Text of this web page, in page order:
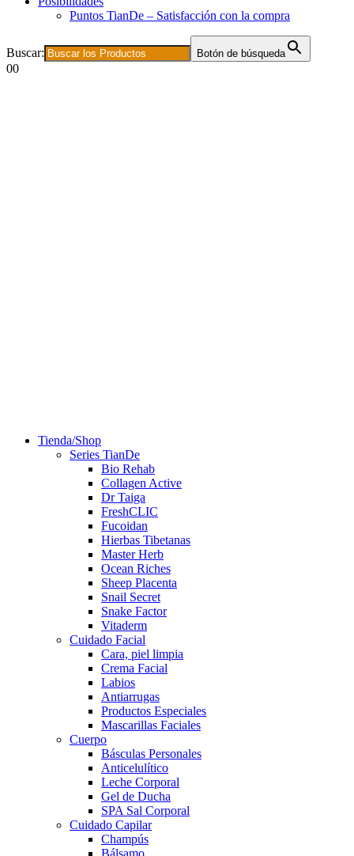
Puntos TianDe – Satisfacción con la compra
Buscar: Botón de búsqueda
00
Tienda/Shop
Series TianDe
Bio Rehab
Collagen Active
Dr Taiga
FreshCLIC
Fucoidan
Hierbas Tibetanas
Master Herb
Ocean Riches
Sheep Placenta
Snail Secret
Snake Factor
Vitaderm
Cuidado Facial
Cara, piel limpia
Crema Facial
Labios
Antiarrugas
Productos Especiales
Mascarillas Faciales
Cuerpo
Básculas Personales
Anticelulítico
Leche Corporal
Gel de Ducha
SPA Sal Corporal
Cuidado Capilar
Champús
Bálsamo